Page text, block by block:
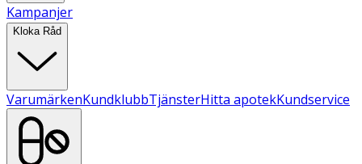
Kampanjer
Kloka Råd
VarumärkenKundklubbTjänsterHitta apotekKundservice